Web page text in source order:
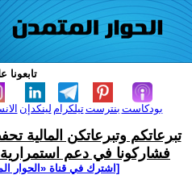
تابعونا
لينكدإن تيلكرامبنترست بودكاست
تبرعاتكم وتبرعاتكن المالية
فشاركونا في دعم استمرارية
[اشترك في قناة ‫«الحوار